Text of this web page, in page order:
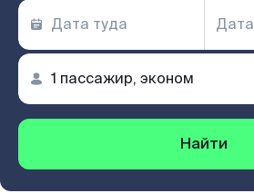
Найти